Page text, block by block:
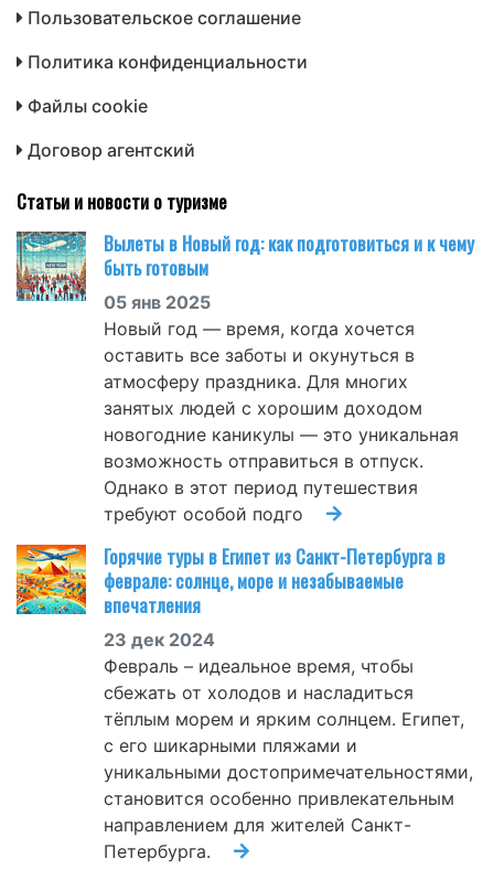
Пользовательское соглашение
Политика конфиденциальности
Файлы cookie
Договор агентский
Статьи и новости о туризме
Вылеты в Новый год: как подготовиться и к чему
быть готовым
05 янв 2025
Новый год — время, когда хочется
оставить все заботы и окунуться в
атмосферу праздника. Для многих
занятых людей с хорошим доходом
новогодние каникулы — это уникальная
возможность отправиться в отпуск.
Однако в этот период путешествия
требуют особой подго
Горячие туры в Египет из Санкт-Петербурга в
феврале: солнце, море и незабываемые
впечатления
23 дек 2024
Февраль – идеальное время, чтобы
сбежать от холодов и насладиться
тёплым морем и ярким солнцем. Египет,
с его шикарными пляжами и
уникальными достопримечательностями,
становится особенно привлекательным
направлением для жителей Санкт-
Петербурга.